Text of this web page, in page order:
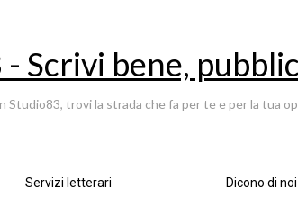
Scrivi bene,
Studio83, trovi la strada che fa per te e per la tua
Servizi letterari Dicono di noi